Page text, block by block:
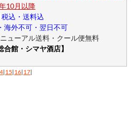
10月以降
税込・送料込
海外不可・翌日不可
ューアル送料・クール便無料
合館・シマヤ酒店】
|15|16|17|